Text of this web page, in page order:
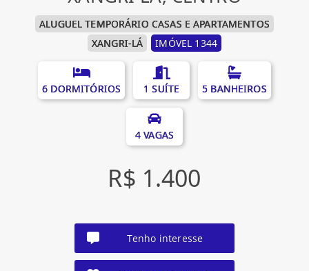
ALUGUEL TEMPORÁRIO CASAS E APARTAMENTOS
XANGRI-LÁ
IMÓVEL 1344
6 DORMITÓRIOS 1 SUÍTE 5 BANHEIROS
4 VAGAS
R$ 1.400
Tenho interesse